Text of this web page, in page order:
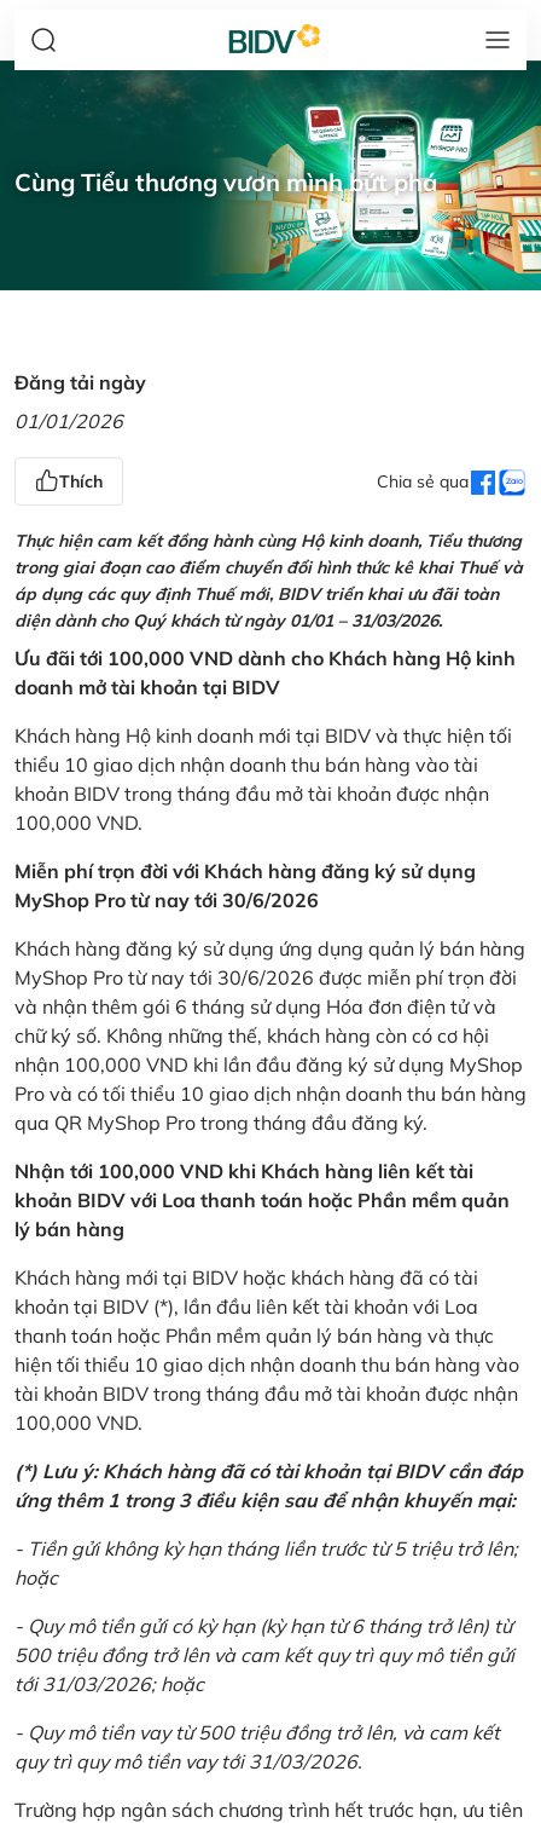
Cùng Tiểu thương vươn mình bứt phá
Đăng tải ngày
01/01/2026
Thích Chia sẻ qua
Thực hiện cam kết đồng hành cùng Hộ kinh doanh, Tiểu thương
trong giai đoạn cao điểm chuyển đổi hình thức kê khai Thuế và
áp dụng các quy định Thuế mới, BIDV triển khai ưu đãi toàn
diện dành cho Quý khách từ ngày 01/01 – 31/03/2026.
Ưu đãi tới 100,000 VND dành cho Khách hàng Hộ kinh
doanh mở tài khoản tại BIDV
Khách hàng Hộ kinh doanh mới tại BIDV và thực hiện tối
thiểu 10 giao dịch nhận doanh thu bán hàng vào tài
khoản BIDV trong tháng đầu mở tài khoản được nhận
100,000 VND.
Miễn phí trọn đời với Khách hàng đăng ký sử dụng
MyShop Pro từ nay tới 30/6/2026
Khách hàng đăng ký sử dụng ứng dụng quản lý bán hàng
MyShop Pro từ nay tới 30/6/2026 được miễn phí trọn đời
và nhận thêm gói 6 tháng sử dụng Hóa đơn điện tử và
chữ ký số. Không những thế, khách hàng còn có cơ hội
nhận 100,000 VND khi lần đầu đăng ký sử dụng MyShop
Pro và có tối thiểu 10 giao dịch nhận doanh thu bán hàng
qua QR MyShop Pro trong tháng đầu đăng ký.
Nhận tới 100,000 VND khi Khách hàng liên kết tài
khoản BIDV với Loa thanh toán hoặc Phần mềm quản
lý bán hàng
Khách hàng mới tại BIDV hoặc khách hàng đã có tài
khoản tại BIDV (*), lần đầu liên kết tài khoản với Loa
thanh toán hoặc Phần mềm quản lý bán hàng và thực
hiện tối thiểu 10 giao dịch nhận doanh thu bán hàng vào
tài khoản BIDV trong tháng đầu mở tài khoản được nhận
100,000 VND.
(*) Lưu ý: Khách hàng đã có tài khoản tại BIDV cần đáp
ứng thêm 1 trong 3 điều kiện sau để nhận khuyến mại:
- Tiền gửi không kỳ hạn tháng liền trước từ 5 triệu trở lên;
hoặc
- Quy mô tiền gửi có kỳ hạn (kỳ hạn từ 6 tháng trở lên) từ
500 triệu đồng trở lên và cam kết quy trì quy mô tiền gửi
tới 31/03/2026; hoặc
- Quy mô tiền vay từ 500 triệu đồng trở lên, và cam kết
quy trì quy mô tiền vay tới 31/03/2026.
Trường hợp ngân sách chương trình hết trước hạn, ưu tiên